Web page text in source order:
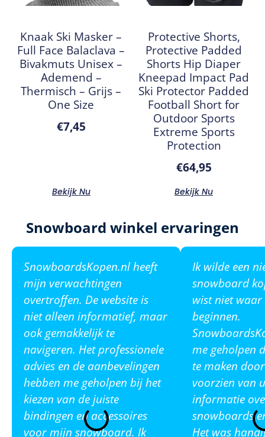
Knaak Ski Masker –
Full Face Balaclava –
Bivakmuts Unisex –
Ademend –
Thermisch – Grijs –
One Size
€7,45
Bekijk Nu
Protective Shorts,
Protective Padded
Shorts Hip Diaper
Kneepad Impact Pad
Ski Protector Padded
Football Short for
Outdoor Sports
Extreme Sports
Protection
€64,95
Bekijk Nu
Snowboard winkel ervaringen
SnowboardsKopen.nl heeft
mijn verwachtingen
overtroffen. De website is
niet alleen informatief, maar
ook gemakkelijk te
navigeren. Het professionele
advies en de aanbevelingen
hebben me geholpen bij het
kiezen van de juiste
bindingen en accessoires
voor mijn snowboard. Ik
Ik wilde een
snowboard
wist niet waar
beginnen.
me geholpen
te maken
voorzien van
informatie
snowboards
Het was